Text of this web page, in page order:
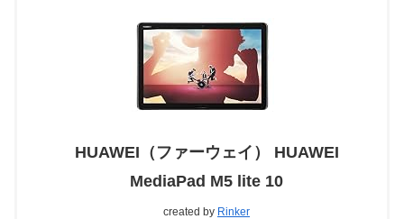
HUAWEI（ファーウェイ） HUAWEI
MediaPad M5 lite 10
created by Rinker